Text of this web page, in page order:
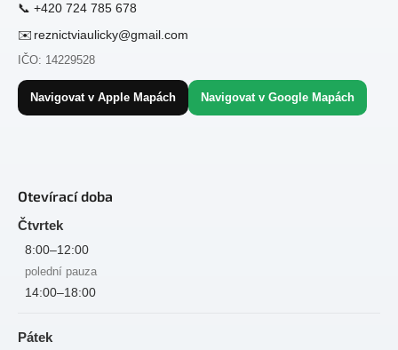
📞 +420 724 785 678
✉️ reznictviaulicky@gmail.com
IČO: 14229528
Navigovat v Apple Mapách Navigovat v Google Mapách
Otevírací doba
Čtvrtek
8:00–12:00
polední pauza
14:00–18:00
Pátek